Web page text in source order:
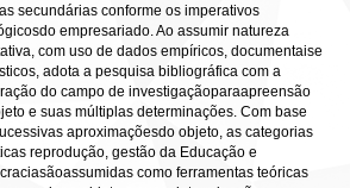
secundárias conforme os imperativos
empresariado. Ao assumir natureza
com uso de dados empíricos, documentaise
adota a pesquisa bibliográfica com a
do campo de investigaçãoparaapreensão
e suas múltiplas determinações. Com base
aproximaçõesdo objeto, as categorias
reprodução, gestão da Educação e
como ferramentas teóricas